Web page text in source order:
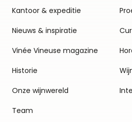
Kantoor & expeditie
Nieuws & inspiratie
Vinée Vineuse magazine
Historie
Onze wijnwereld
Team